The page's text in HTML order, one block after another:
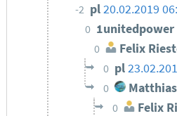
-2 pl20.02.2019
0 1unitedpower
0 Felix
0 pl
0 Matthias
0 Felix